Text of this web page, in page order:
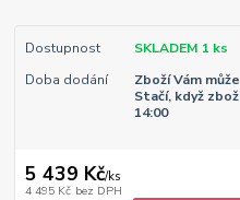
Dostupnost
SKLADEM 1 ks
Doba dodání
Zboží Vám
Stačí, když
14:00
5 439 Kč/ks
4 495 Kč bez DPH